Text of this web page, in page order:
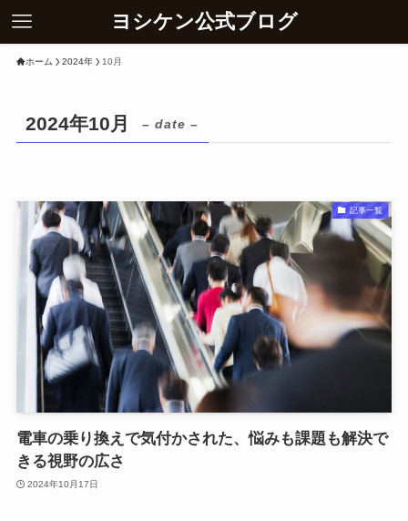
ヨシケン公式ブログ
ホーム 2024年 10月
2024年10月 – date –
記事一覧
電車の乗り換えで気付かされた、悩みも課題も解決で
きる視野の広さ
2024年10月17日